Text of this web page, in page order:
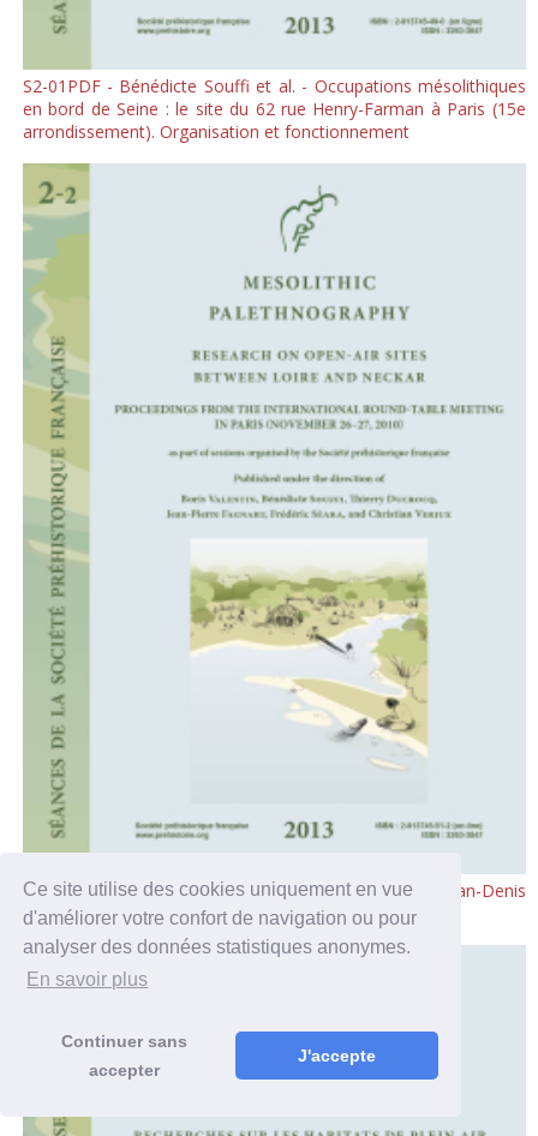
Ce site utilise des cookies uniquement en vue
d'améliorer votre confort de navigation ou pour
analyser des données statistiques anonymes.
En savoir plus
Continuer sans
accepter
J'accepte
S2-01PDF - Bénédicte Souffi et al. - Occupations mésolithiques
en bord de Seine : le site du 62 rue Henry-Farman à Paris (15e
arrondissement). Organisation et fonctionnement
S2-02EN_PDF_Daniel Mordant, Boris Valentin and Jean-Denis
Vigne — Noyen-sur-Seine, twenty-five years on